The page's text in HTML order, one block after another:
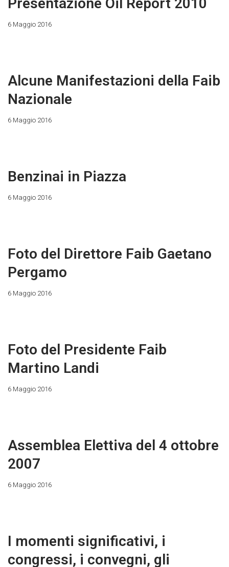
Presentazione Oil Report 2010
6 Maggio 2016
Alcune Manifestazioni della Faib
Nazionale
6 Maggio 2016
Benzinai in Piazza
6 Maggio 2016
Foto del Direttore Faib Gaetano
Pergamo
6 Maggio 2016
Foto del Presidente Faib
Martino Landi
6 Maggio 2016
Assemblea Elettiva del 4 ottobre
2007
6 Maggio 2016
I momenti significativi, i
congressi, i convegni, gli